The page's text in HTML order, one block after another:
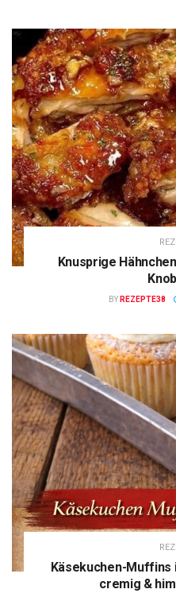
Knusprige
BY REZEPTE38
Käsekuchen-Muffins
cremig &